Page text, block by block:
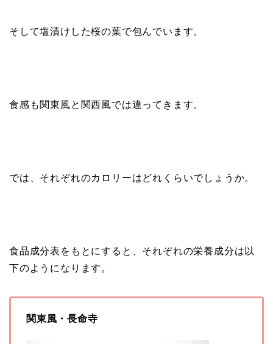
そして塩漬けした桜の葉で包んでいます。
食感も関東風と関西風では違ってきます。
では、それぞれのカロリーはどれくらいでしょうか。
食品成分表をもとにすると、それぞれの栄養成分は以
下のようになります。
関東風・長命寺